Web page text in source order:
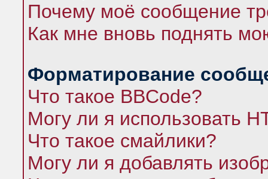
Почему моё сообщение
Как мне вновь поднять
Форматирование
Что такое BBCode?
Могу ли я использовать
Что такое смайлики?
Могу ли я добавлять